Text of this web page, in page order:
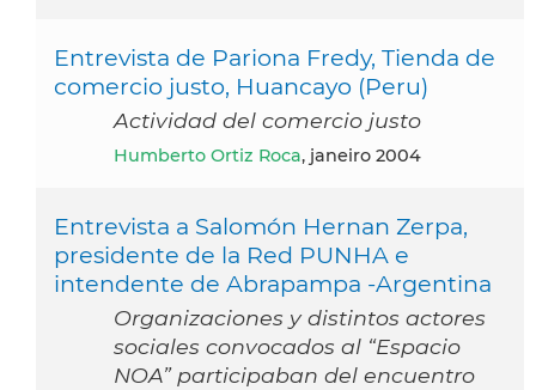
Entrevista de Pariona Fredy, Tienda de
comercio justo, Huancayo (Peru)
Actividad del comercio justo
Humberto Ortiz Roca, janeiro 2004
Entrevista a Salomón Hernan Zerpa,
presidente de la Red PUNHA e
intendente de Abrapampa -Argentina
Organizaciones y distintos actores
sociales convocados al “Espacio
NOA” participaban del encuentro